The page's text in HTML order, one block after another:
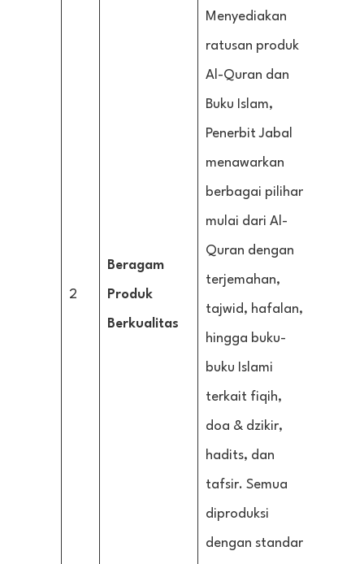
2
Beragam
Produk
Berkualitas
Menyediakan
ratusan produk
Al-Quran dan
Buku Islam,
Penerbit Jabal
menawarkan
berbagai pilihan
mulai dari Al-
Quran dengan
terjemahan,
tajwid, hafalan,
hingga buku-
buku Islami
terkait fiqih,
doa & dzikir,
hadits, dan
tafsir. Semua
diproduksi
dengan standar